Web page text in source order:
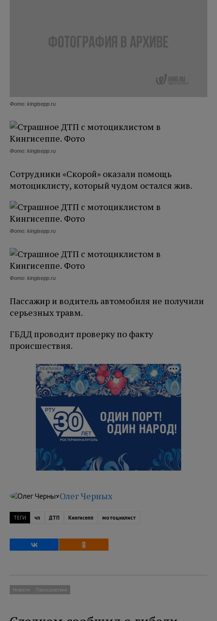
Фото: kingisepp.ru
Фото: kingisepp.ru
Сотрудники «Скорой» оказали помощь
мотоциклисту, который чудом остался жив.
Фото: kingisepp.ru
Фото: kingisepp.ru
Пассажир и водитель автомобиля не получили
серьезных травм.
ГБДД проводит проверку по факту
происшествия.
РЕКЛАМА
Олег Черных
ТЕГИ чп ДТП Кингисепп мотоциклист
Новости Происшествия